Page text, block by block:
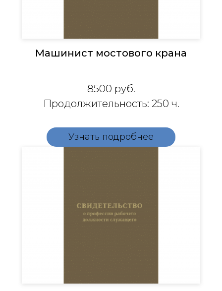
Машинист мостового крана
8500 руб.
Продолжительность: 250 ч.
Узнать подробнее